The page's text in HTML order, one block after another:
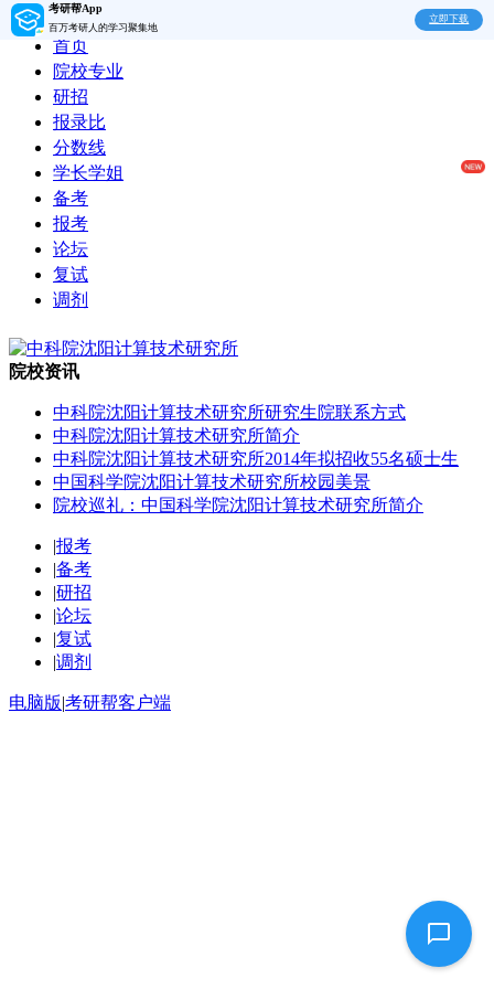
考研帮App
百万考研人的学习聚集地
立即下载
首页
院校专业
研招
报录比
分数线
学长学姐
备考
报考
论坛
复试
调剂
院校资讯
中科院沈阳计算技术研究所研究生院联系方式
中科院沈阳计算技术研究所简介
中科院沈阳计算技术研究所2014年拟招收55名硕士生
中国科学院沈阳计算技术研究所校园美景
院校巡礼：中国科学院沈阳计算技术研究所简介
|报考
|备考
|研招
|论坛
|复试
|调剂
电脑版|考研帮客户端